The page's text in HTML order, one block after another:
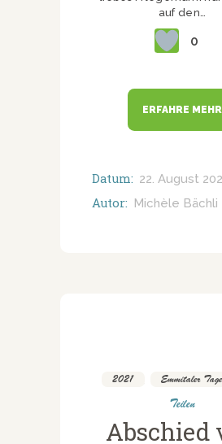
auf den…
0
ERFAHRE MEHR
Datum: 22. August
Autor: Michèle Bächli
2021 Emmitaler
Teilen
Abschied